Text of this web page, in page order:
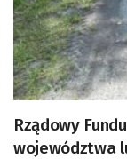
Rządowy
województwa